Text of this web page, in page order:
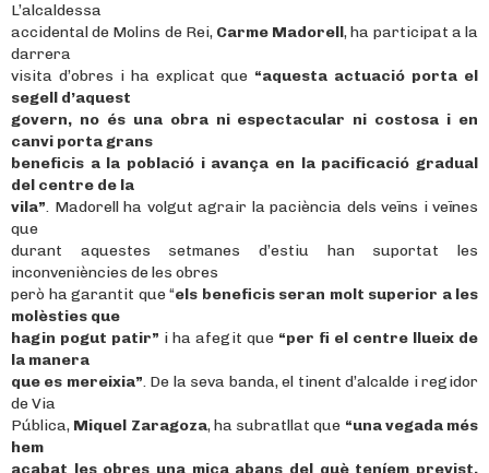
L’alcaldessa
accidental de Molins de Rei, Carme Madorell, ha participat a la
darrera
visita d’obres i ha explicat que “aquesta actuació porta el
segell d’aquest
govern, no és una obra ni espectacular ni costosa i en
canvi porta grans
beneficis a la població i avança en la pacificació gradual
del centre de la
vila”. Madorell ha volgut agrair la paciència dels veïns i veïnes
que
durant aquestes setmanes d’estiu han suportat les
inconveniències de les obres
però ha garantit que “els beneficis seran molt superior a les
molèsties que
hagin pogut patir” i ha afegit que “per fi el centre llueix de
la manera
que es mereixia”. De la seva banda, el tinent d’alcalde i regidor
de Via
Pública, Miquel Zaragoza, ha subratllat que “una vegada més
hem
acabat les obres una mica abans del què teníem previst,